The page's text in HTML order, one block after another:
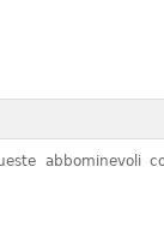
abbominevoli